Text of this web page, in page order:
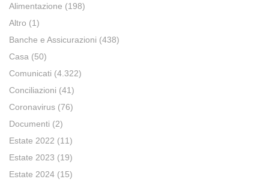
Alimentazione (198)
Altro (1)
Banche e Assicurazioni (438)
Casa (50)
Comunicati (4.322)
Conciliazioni (41)
Coronavirus (76)
Documenti (2)
Estate 2022 (11)
Estate 2023 (19)
Estate 2024 (15)